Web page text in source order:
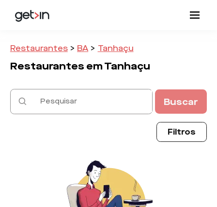
Restaurantes > BA > Tanhaçu
Restaurantes emTanhaçu
Buscar
Filtros